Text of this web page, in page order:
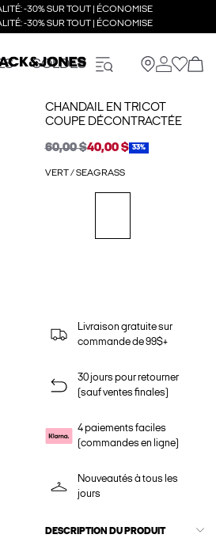
-30% SUR TOUT | ÉCONOMISE
-30% SUR TOUT | ÉCONOMISE
SOLDES
CHANDAIL EN TRICOT
COUPE DÉCONTRACTÉE
60,00 $40,00 $ 33%
VERT / SEAGRASS
Livraison gratuite sur
commande de 99$+
30 jours pour retourner
(sauf ventes finales)
4 paiements faciles
(commandes en ligne)
Nouveautés à tous les
jours
DESCRIPTION DU PRODUIT